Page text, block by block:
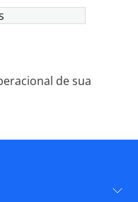
de sua